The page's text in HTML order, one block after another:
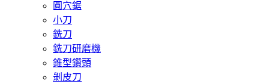
圓穴鋸
小刀
銑刀
銑刀研磨機
錐型鑽頭
剝皮刀